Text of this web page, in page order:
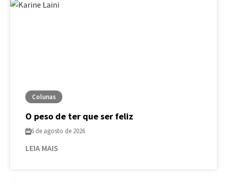
Colunas
O peso de ter que ser feliz
6 de agosto de 2026
LEIA MAIS